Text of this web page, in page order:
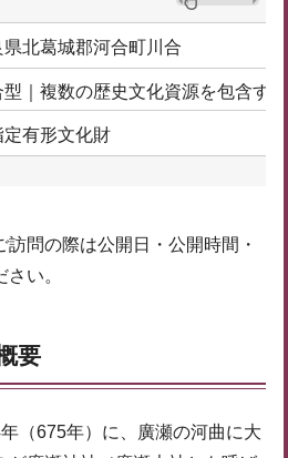
県北葛城郡河合町川合
型｜複数の歴史文化資源を包含す
定有形文化財
問の際は公開日・公開時間・
い。
要
（675年）に、廣瀬の河曲に大